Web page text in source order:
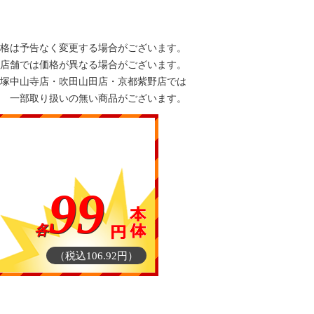
は予告なく変更する場合がございます。
舗では価格が異なる場合がございます。
中山寺店・吹田山田店・京都紫野店では
一部取り扱いの無い商品がございます。
各99
（税込106.92円）